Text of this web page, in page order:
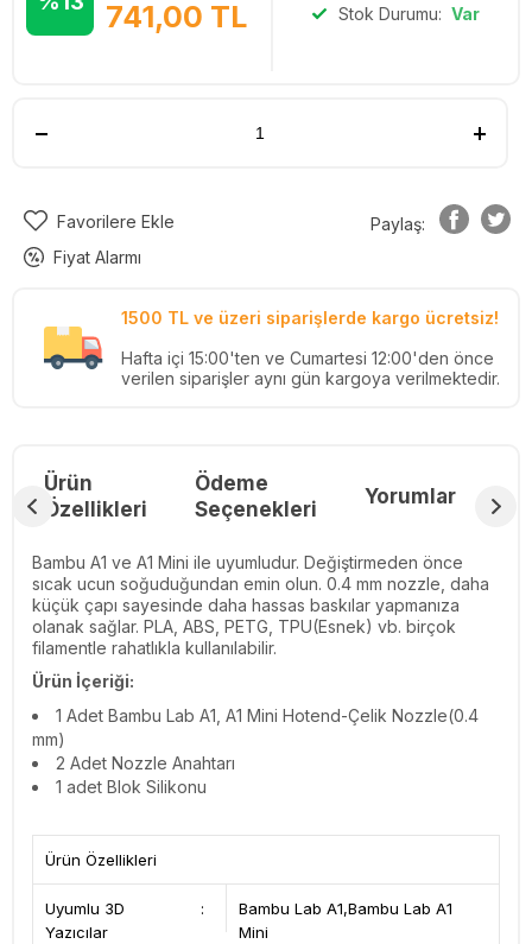
741,00 TL Stok Durumu: Var
Favorilere Ekle
Fiyat Alarmı
Paylaş:
1500 TL ve üzeri siparişlerde kargo ücretsiz!
Hafta içi 15:00'ten ve Cumartesi 12:00'den önce
verilen siparişler aynı gün kargoya verilmektedir.
Ürün
Özellikleri
Ödeme
Seçenekleri
Yorumlar
Bambu A1 ve A1 Mini ile uyumludur. Değiştirmeden önce
sıcak ucun soğuduğundan emin olun. 0.4 mm nozzle, daha
küçük çapı sayesinde daha hassas baskılar yapmanıza
olanak sağlar. PLA, ABS, PETG, TPU(Esnek) vb. birçok
filamentle rahatlıkla kullanılabilir.
Ürün İçeriği:
1 Adet Bambu Lab A1, A1 Mini Hotend-Çelik Nozzle(0.4
mm)
2 Adet Nozzle Anahtarı
1 adet Blok Silikonu
Ürün Özellikleri
Uyumlu 3D
Yazıcılar
:
Bambu Lab A1,Bambu Lab A1
Mini